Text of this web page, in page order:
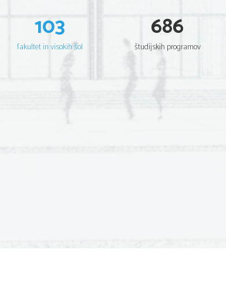
103
fakultet in visokih šol
686
študijskih programov